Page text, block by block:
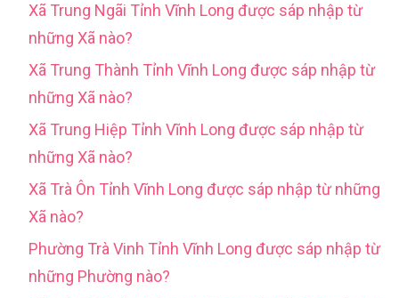
Xã Trung Ngãi Tỉnh Vĩnh Long được sáp nhập từ
những Xã nào?
Xã Trung Thành Tỉnh Vĩnh Long được sáp nhập từ
những Xã nào?
Xã Trung Hiệp Tỉnh Vĩnh Long được sáp nhập từ
những Xã nào?
Xã Trà Ôn Tỉnh Vĩnh Long được sáp nhập từ những
Xã nào?
Phường Trà Vinh Tỉnh Vĩnh Long được sáp nhập từ
những Phường nào?